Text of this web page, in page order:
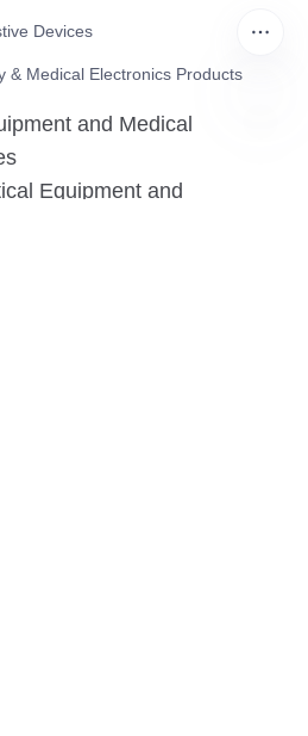
Devices
& Medical Electronics Products
and Medical
Equipment and